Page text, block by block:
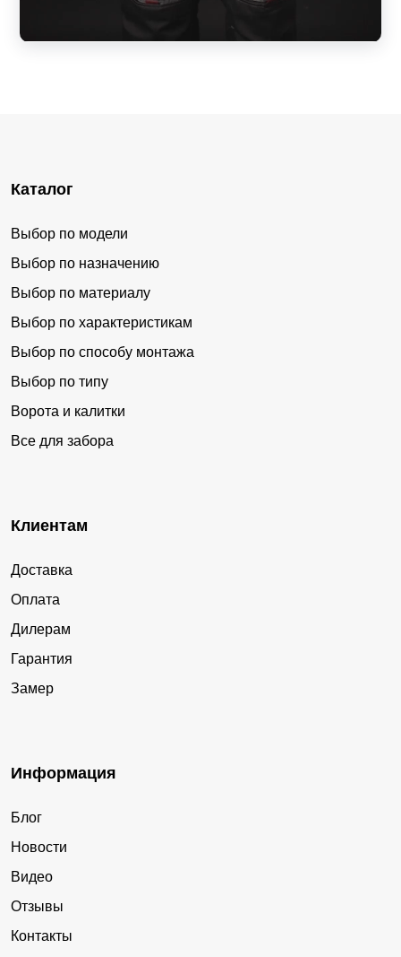
Каталог
Выбор по модели
Выбор по назначению
Выбор по материалу
Выбор по характеристикам
Выбор по способу монтажа
Выбор по типу
Ворота и калитки
Все для забора
Клиентам
Доставка
Оплата
Дилерам
Гарантия
Замер
Информация
Блог
Новости
Видео
Отзывы
Контакты